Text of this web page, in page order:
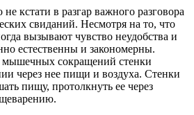
кстати в разгар важного разговора
свиданий. Несмотря на то, что
вызывают чувство неудобства и
естественны и закономерны.
сокращений стенки
через нее пищи и воздуха. Стенки
пищу, протолкнуть ее через